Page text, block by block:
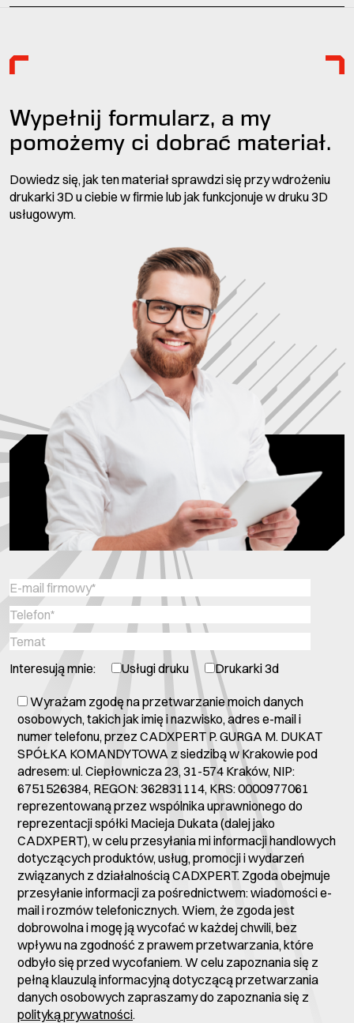
Wypełnij formularz, a my
pomożemy ci dobrać materiał.
Dowiedz się, jak ten materiał sprawdzi się przy wdrożeniu
drukarki 3D u ciebie w firmie lub jak funkcjonuje w druku 3D
usługowym.
Interesują mnie: Usługi druku Drukarki 3d
Wyrażam zgodę na przetwarzanie moich danych
osobowych, takich jak imię i nazwisko, adres e-mail i
numer telefonu, przez CADXPERT P. GURGA M. DUKAT
SPÓŁKA KOMANDYTOWA z siedzibą w Krakowie pod
adresem: ul. Ciepłownicza 23, 31-574 Kraków, NIP:
6751526384, REGON: 362831114, KRS: 0000977061
reprezentowaną przez wspólnika uprawnionego do
reprezentacji spółki Macieja Dukata (dalej jako
CADXPERT), w celu przesyłania mi informacji handlowych
dotyczących produktów, usług, promocji i wydarzeń
związanych z działalnością CADXPERT. Zgoda obejmuje
przesyłanie informacji za pośrednictwem: wiadomości e-
mail i rozmów telefonicznych. Wiem, że zgoda jest
dobrowolna i mogę ją wycofać w każdej chwili, bez
wpływu na zgodność z prawem przetwarzania, które
odbyło się przed wycofaniem. W celu zapoznania się z
pełną klauzulą informacyjną dotyczącą przetwarzania
danych osobowych zapraszamy do zapoznania się z
polityką prywatności.